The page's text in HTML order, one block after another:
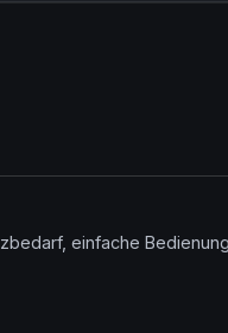
einfache